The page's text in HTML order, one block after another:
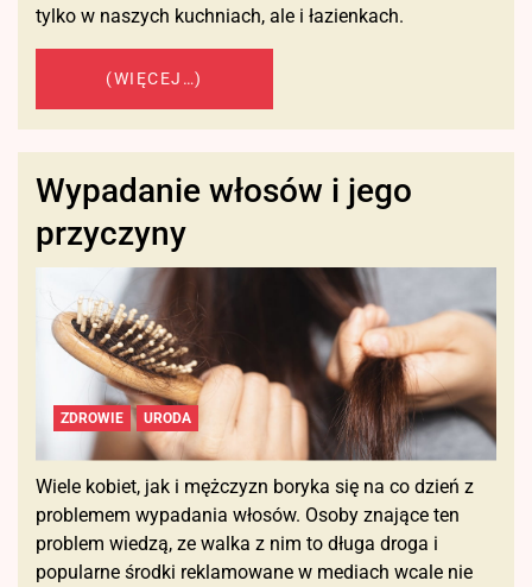
tylko w naszych kuchniach, ale i łazienkach.
(WIĘCEJ…)
Wypadanie włosów i jego
przyczyny
URODA
ZDROWIE
Wiele kobiet, jak i mężczyzn boryka się na co dzień z
problemem wypadania włosów. Osoby znające ten
problem wiedzą, ze walka z nim to długa droga i
popularne środki reklamowane w mediach wcale nie